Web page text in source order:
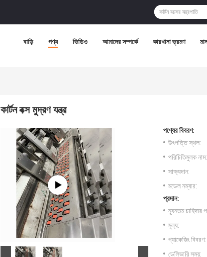
বাড়ি পণ্য ভিডিও আমাদের সম্পর্কে কারখানা ভ্রমণ
কার্টন বক্স মুদ্রণ যন্ত্র
পণ্যের বিবরণ:
উৎপত্তি স্থল:
পরিচিতিমুলক নাম:
সাক্ষ্যদান:
মডেল নম্বার:
প্রদান:
ন্যূনতম চাহিদার
মূল্য:
প্যাকেজিং বিবরণ:
ডেলিভারি সময়: